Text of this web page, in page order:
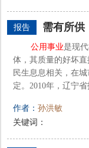
报告 需有所供
公用事业是现
体，其质量的好坏
民生息息相关，在
定。2010年，辽宁
作者： 孙洪敏
关键词：